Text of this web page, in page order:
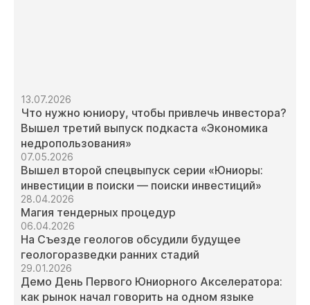
13.07.2026
Что нужно юниору, чтобы привлечь инвестора?
Вышел третий выпуск подкаста «Экономика
недропользования»
07.05.2026
Вышел второй спецвыпуск серии «Юниоры:
инвестиции в поиски — поиски инвестиций»
28.04.2026
Магия тендерных процедур
06.04.2026
На Съезде геологов обсудили будущее
геологоразведки ранних стадий
29.01.2026
Демо День Первого Юниорного Акселератора:
как рынок начал говорить на одном языке